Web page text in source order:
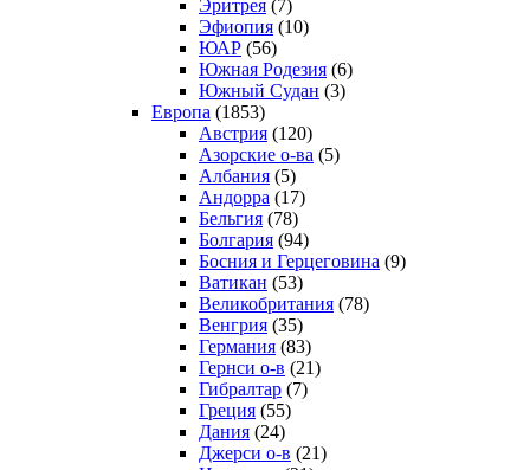
Эритрея (7)
Эфиопия (10)
ЮАР (56)
Южная Родезия (6)
Южный Судан (3)
Европа (1853)
Австрия (120)
Азорские о-ва (5)
Албания (5)
Андорра (17)
Бельгия (78)
Болгария (94)
Босния и Герцеговина (9)
Ватикан (53)
Великобритания (78)
Венгрия (35)
Германия (83)
Гернси о-в (21)
Гибралтар (7)
Греция (55)
Дания (24)
Джерси о-в (21)